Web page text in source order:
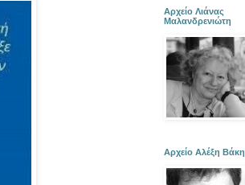
Αρχείο Λιάνας
Μαλανδρενιώτη
Αρχείο Αλέξη Βάκη